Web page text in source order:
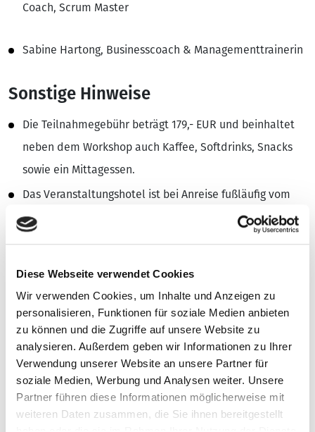
Diese Webseite verwendet Cookies
Wir verwenden Cookies, um Inhalte und Anzeigen zu
personalisieren, Funktionen für soziale Medien anbieten
zu können und die Zugriffe auf unsere Website zu
analysieren. Außerdem geben wir Informationen zu Ihrer
Verwendung unserer Website an unsere Partner für
soziale Medien, Werbung und Analysen weiter. Unsere
Partner führen diese Informationen möglicherweise mit
weiteren Daten zusammen, die Sie ihnen bereitgestellt
Coach, Scrum Master
Sabine Hartong, Businesscoach & Managementtrainerin
Sonstige Hinweise
Die Teilnahmegebühr beträgt 179,- EUR und beinhaltet
neben dem Workshop auch Kaffee, Softdrinks, Snacks
sowie ein Mittagessen.
Das Veranstaltungshotel ist bei Anreise fußläufig vom
Kölner Hauptbahnhof erreichbar. Für Anreisen mit dem
Veranstaltungshotel Hotel Mondial am Dom Köln unter
Angabe des Referenzwortes "VDFU" gebucht werden.
Am Abend haben alle Teilnahme die Möglichkeit bei
einem gemeinsamen Abendessen die Kontakte zu HR-
Verantwortlichen aus anderen VDFU-
Mitgliedsunternehmen zu intensivieren und ihr